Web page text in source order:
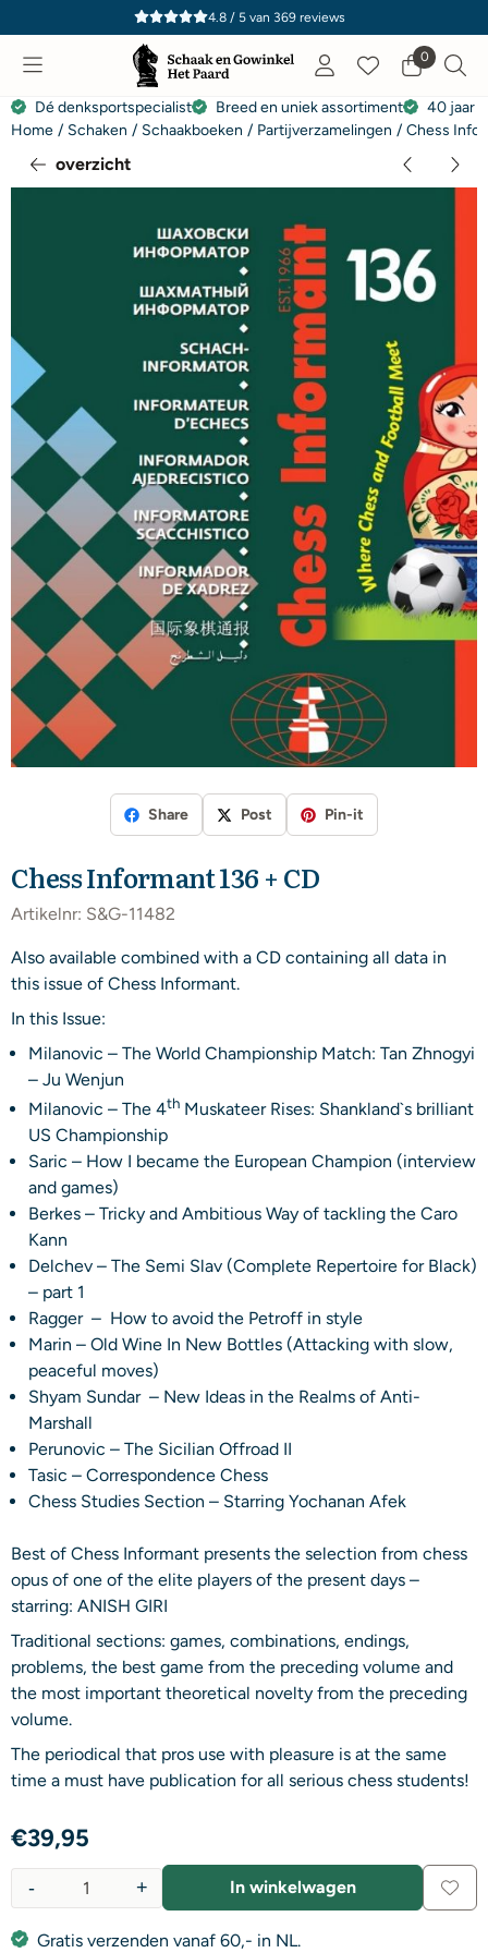
Cookievoorkeuren zijn momenteel gesloten.
4.8 / 5van 369reviews
0
Dé denksportspecialist Breed en uniek assortiment
40 jaar
Home / Schaken / Schaakboeken / Partijverzamelingen / Chess
overzicht
Share Post Pin-it
Chess Informant 136 + CD
Artikelnr: S&G-11482
Also available combined with a CD containing all data in
this issue of Chess Informant.
In this Issue:
Milanovic – The World Championship Match: Tan Zhnogyi
– Ju Wenjun
Milanovic – The 4th Muskateer Rises: Shankland`s brilliant
US Championship
Saric – How I became the European Champion (interview
and games)
Berkes – Tricky and Ambitious Way of tackling the Caro
Kann
Delchev – The Semi Slav (Complete Repertoire for Black)
– part 1
Ragger – How to avoid the Petroff in style
Marin – Old Wine In New Bottles (Attacking with slow,
peaceful moves)
Shyam Sundar – New Ideas in the Realms of Anti-
Marshall
Perunovic – The Sicilian Offroad II
Tasic – Correspondence Chess
Chess Studies Section – Starring Yochanan Afek
Best of Chess Informant presents the selection from chess
opus of one of the elite players of the present days –
starring: ANISH GIRI
Traditional sections: games, combinations, endings,
problems, the best game from the preceding volume and
the most important theoretical novelty from the preceding
volume.
The periodical that pros use with pleasure is at the same
time a must have publication for all serious chess students!
€39,95
+
- In winkelwagen
Gratis verzenden vanaf 60,- in NL.